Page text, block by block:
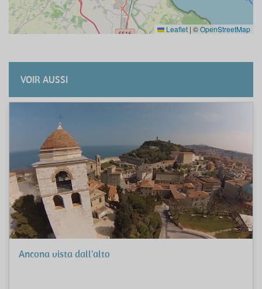
Leaflet | ©OpenStreetMap
VOIR AUSSI
Ancona vista dall'alto